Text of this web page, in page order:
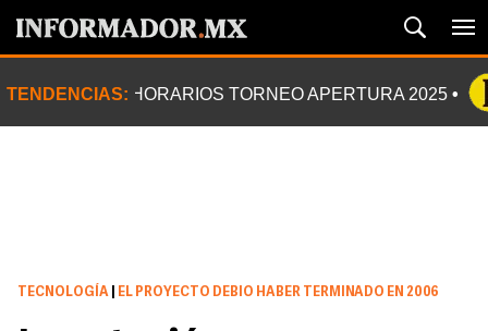
TENDENCIAS: HORARIOS TORNEO APERTURA 2025
TECNOLOGÍA EL PROYECTO DEBIO HABER TERMINADO EN 2006